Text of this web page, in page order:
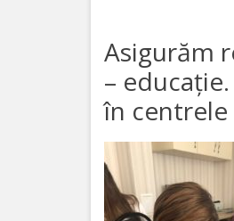
DGPDC
Subdiviziuni/Servicii
Strategia
Asigurăm
–
în centrele